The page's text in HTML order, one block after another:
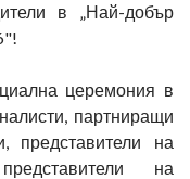
в „Най-добър
церемония в
партниращи
представители на
на